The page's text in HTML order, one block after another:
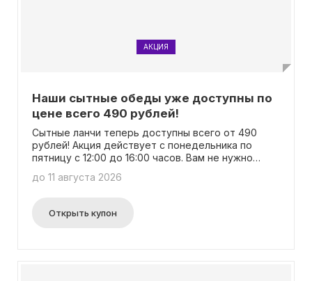
АКЦИЯ
Наши сытные обеды уже доступны по
цене всего 490 рублей!
Сытные ланчи теперь доступны всего от 490
рублей! Акция действует с понедельника по
пятницу с 12:00 до 16:00 часов. Вам не нужно
выгоды.
до 11 августа 2026
Открыть купон